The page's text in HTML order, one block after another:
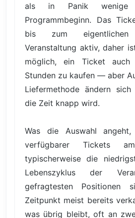
als in Panik wenige
Programmbeginn. Das
bis zum
Veranstaltung aktiv, daher
möglich, ein Ticket
Stunden zu kaufen — aber
Liefermethode ändern
die Zeit knapp wird.
Was die Auswahl
verfügbarer Tickets
typischerweise die
Lebenszyklus der
gefragtesten Positionen
Zeitpunkt meist bereits
was übrig bleibt, oft an